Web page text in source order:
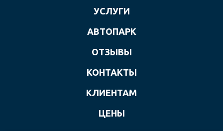
УСЛУГИ
АВТОПАРК
ОТЗЫВЫ
КОНТАКТЫ
КЛИЕНТАМ
ЦЕНЫ